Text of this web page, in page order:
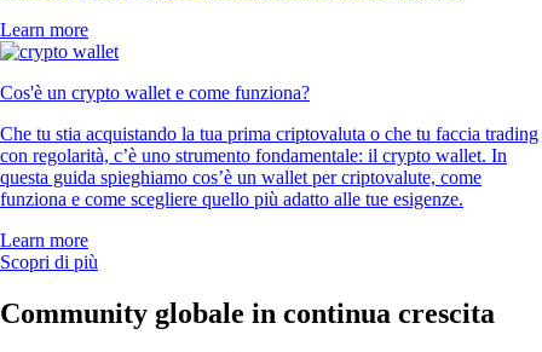
Learn more
Cos'è un crypto wallet e come funziona?
Che tu stia acquistando la tua prima criptovaluta o che tu faccia trading
con regolarità, c’è uno strumento fondamentale: il crypto wallet. In
questa guida spieghiamo cos’è un wallet per criptovalute, come
funziona e come scegliere quello più adatto alle tue esigenze.
Learn more
Scopri di più
Community globale in continua crescita